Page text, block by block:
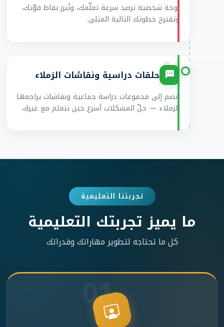
لوحة شخصية ترصد سرعة تعلّمك، وتُبرز نقاط قوّتك،
وتقترح خطوتك التالية المثلى.
04 حلقات دراسية ونقاشات الزملاء
انضم إلى مجموعات دراسة جماعية ونقاشات يراجعها
الزملاء — حلّ المشكلات أسرع حين تتعلم مع غيرك.
تجربتنا التعليمية
ما يميز تجربتك التعليمية
كل ما تحتاجه لتطوير مهاراتك وقدراتك
01